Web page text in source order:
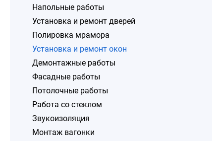
Напольные работы
Установка и ремонт дверей
Полировка мрамора
Установка и ремонт окон
Демонтажные работы
Фасадные работы
Потолочные работы
Работа со стеклом
Звукоизоляция
Монтаж вагонки